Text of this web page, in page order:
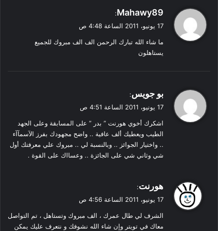
ي
ق
ل
Mahawy89
:
17 يونيو، 2011 الساعة 4:48 ص
ما شاء الله تبارك الرحمن الف الف مبروك للجميع
يستاهلون
ق
ل
بو جويس:
17 يونيو، 2011 الساعة 4:51 ص
اشكرك أخوي هورنت ” بدر ” على المسابقة وعلى الجهد
الطيب ويعطيك ألف عافية .. واضح مجهودك بفرز الآسمآآء
.. واختيار الجوائز .. وبالنسبة لي .. مبروك علي معرفتك أول
شي وثاني شي على الجائزة .. وعسااك على القوة .
ي
ق
ل
هورنت:
17 يونيو، 2011 الساعة 4:56 ص
الشرف لي طال عمرك ، الف مبروك وتستاهل ، تم التواصل
معاك في تويتر وإن شاء الله نشوفك و نتعرف عليك يمكن